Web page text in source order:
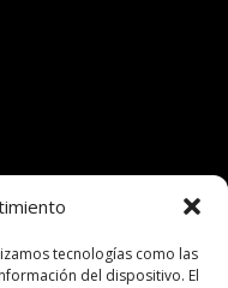
tecnologías como las
del dispositivo. El